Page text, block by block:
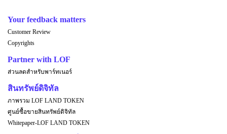
Your feedback matters
Customer Review
Copyrights
Partner with LOF
ส่วนลดสำหรับพาร์ทเนอร์
สินทรัพย์ดิจิทัล
ภาพรวม LOF LAND TOKEN
ศูนย์ซื้อขายสินทรัพย์ดิจิทัล
Whitepaper-LOF LAND TOKEN